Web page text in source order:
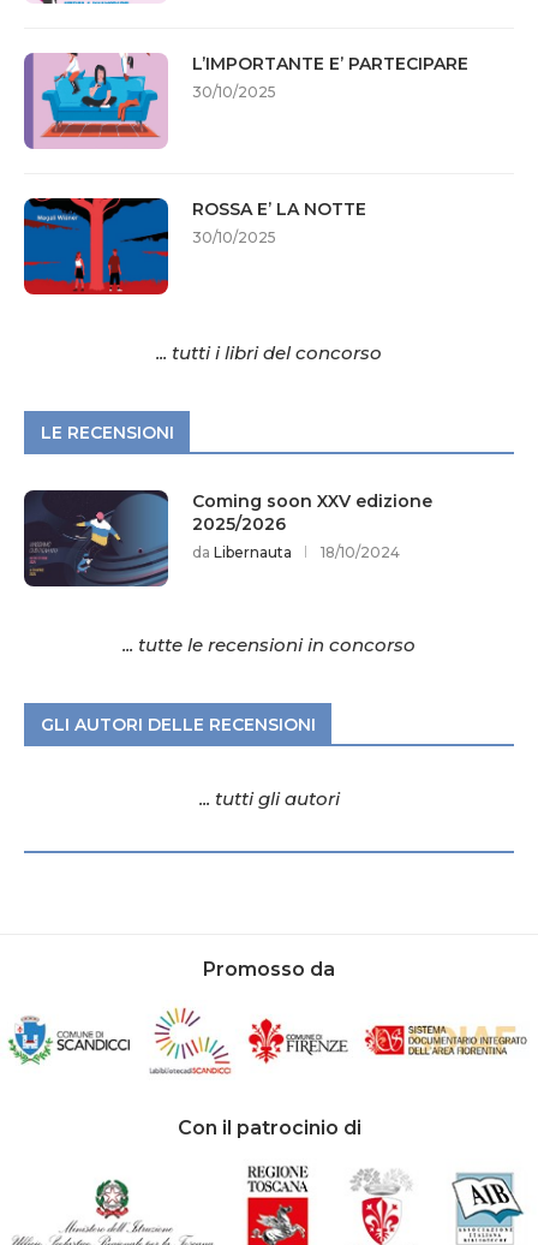
L’IMPORTANTE E’ PARTECIPARE
30/10/2025
ROSSA E’ LA NOTTE
30/10/2025
... tutti i libri del concorso
LE RECENSIONI
Coming soon XXV edizione
2025/2026
da Libernauta 18/10/2024
... tutte le recensioni in concorso
GLI AUTORI DELLE RECENSIONI
... tutti gli autori
Promosso da
Con il patrocinio di